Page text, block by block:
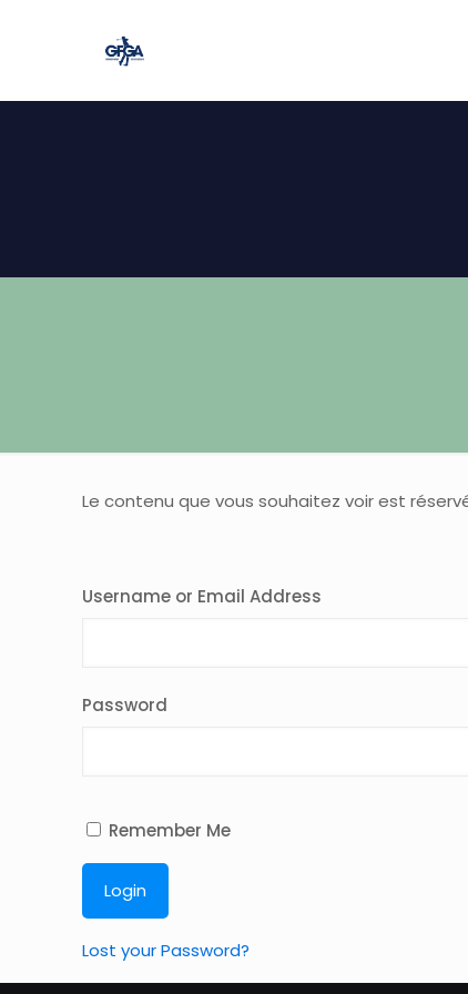
Le contenu que vous souhaitez voir est
Username or Email Address
Password
Remember Me
Lost your Password?